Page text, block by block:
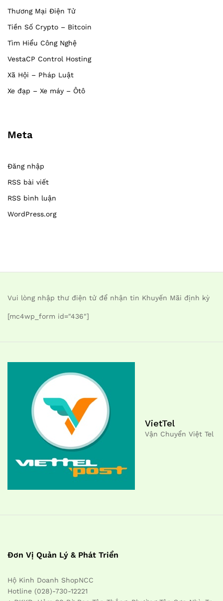
Thương Mại Điện Tử
Tiền Số Crypto – Bitcoin
Tìm Hiểu Công Nghệ
VestaCP Control Hosting
Xã Hội – Pháp Luật
Xe đạp – Xe máy – Ôtô
Meta
Đăng nhập
RSS bài viết
RSS bình luận
WordPress.org
Vui lòng nhập thư điện tử để nhận tin Khuyến Mãi định kỳ
[mc4wp_form id="436"]
VietTel
Vận Chuyển Việt Tel
Đơn Vị Quản Lý & Phát Triển
Hộ Kinh Doanh ShopNCC
Hotline (028)-730-12221